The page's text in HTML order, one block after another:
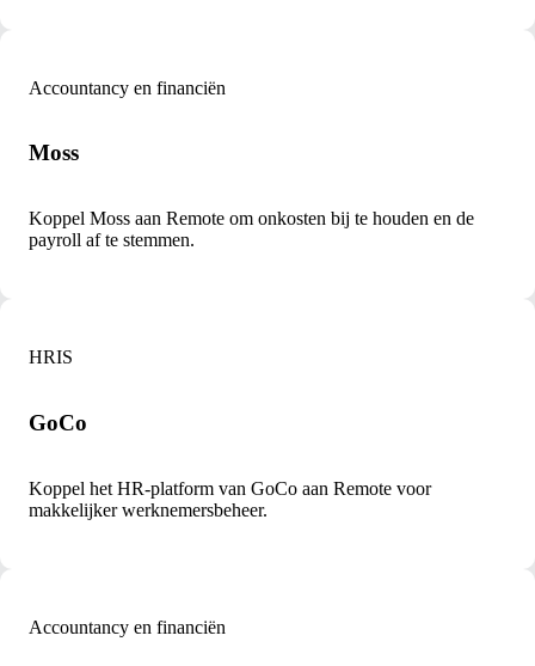
Accountancy en financiën
Moss
Koppel Moss aan Remote om onkosten bij te houden en de
payroll af te stemmen.
HRIS
GoCo
Koppel het HR-platform van GoCo aan Remote voor
makkelijker werknemersbeheer.
Accountancy en financiën